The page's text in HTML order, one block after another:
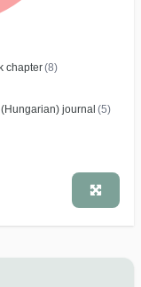
chapter(8)
journal (5)